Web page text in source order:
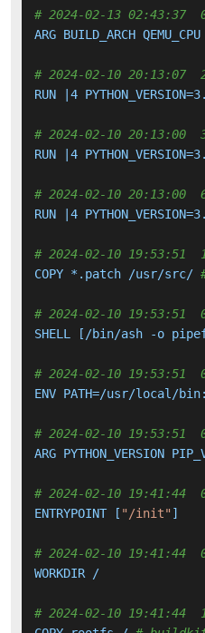
# 2024-02-13 02:43:37
ARG BUILD_ARCH
# 2024-02-10 20:13:07
RUN |4
# 2024-02-10 20:13:00
RUN |4
# 2024-02-10 20:13:00
RUN |4
# 2024-02-10 19:53:51
COPY *.patch /usr/src/
# 2024-02-10 19:53:51
SHELL [/bin/ash -o
# 2024-02-10 19:53:51
ENV PATH=/usr/
# 2024-02-10 19:53:51
ARG PYTHON_VERSION
# 2024-02-10 19:41:44
ENTRYPOINT [ "/init" ]
# 2024-02-10 19:41:44
WORKDIR /
# 2024-02-10 19:41:44